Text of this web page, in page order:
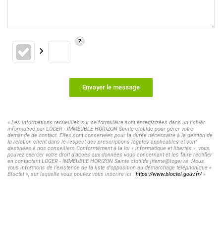
Envoyer le message
« Les informations recueillies sur ce formulaire sont enregistrées dans un fichier
informatisé par LOGER - IMMEUBLE HORIZON Sainte clotilde pour gérer votre
demande de contact. Elles sont conservées pour la durée nécessaire à la gestion de
la relation client dans le respect des prescriptions légales applicables et sont
destinées à nos conseillers Conformément à la loi « informatique et libertés », vous
pouvez exercer votre droit d'accès aux données vous concernant et les faire rectifier
en contactant LOGER - IMMEUBLE HORIZON Sainte clotilde jiteme@loger.re. Nous
vous informons de l'existence de la liste d'opposition au démarchage téléphonique «
Bloctel », sur laquelle vous pouvez vous inscrire ici : https://www.bloctel.gouv.fr/»